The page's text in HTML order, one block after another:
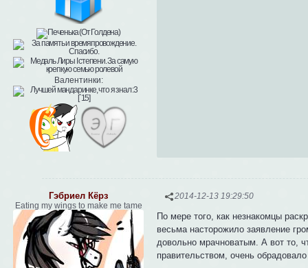
Валентинки:
2014-12-13 19:29:50
Гэбриел Кёрз
Eating my wings to make me tame
По мере того, как незнакомцы
весьма насторожило заявление
довольно мрачноватым. А вот то,
правительством, очень